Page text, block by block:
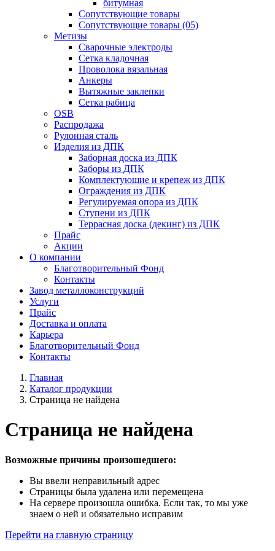
битумная
Сопутствующие товары
Сопутствующие товары (05)
Метизы
Сварочные электроды
Сетка кладочная
Проволока вязальная
Анкеры
Вытяжные заклепки
Сетка рабица
OSB
Распродажа
Рулонная сталь
Изделия из ДПК
Заборная доска из ДПК
Заборы из ДПК
Комплектующие и крепеж из ДПК
Ограждения из ДПК
Регулируемая опора из ДПК
Ступени из ДПК
Террасная доска (декинг) из ДПК
Прайс
Акции
О компании
Благотворительный Фонд
Контакты
Завод металлоконструкций
Услуги
Прайс
Доставка и оплата
Карьера
Благотворительный Фонд
Контакты
Главная
Каталог продукции
Страница не найдена
Страница не найдена
Возможные причины произошедшего:
Вы ввели неправильный адрес
Страницы была удалена или перемещена
На сервере произошла ошибка. Если так, то мы уже
знаем о ней и обязательно исправим
Перейти на главную страницу